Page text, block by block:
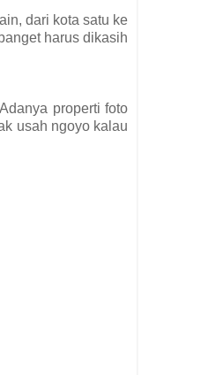
dari kota satu ke
harus dikasih
properti foto
usah ngoyo kalau